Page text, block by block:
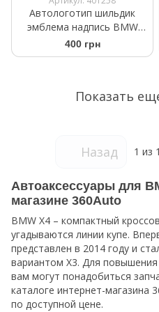
Автологотип шильдик
эмблема надпись BMW
Xdrive 35d Black Shadow
Edition
400 грн
Показать
Назад 1 из
Автоаксессуары для
магазине 360Auto
BMW X4 – компактный
угадываются линии купе.
представлен в 2014 году и
вариантом Х3. Для
вам могут понадобиться
каталоге интернет-магазина
по доступной цене.